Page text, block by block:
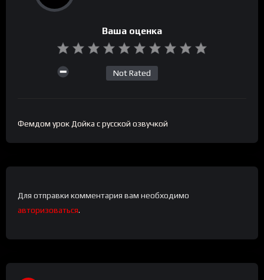
Ваша оценка
Not Rated
Фемдом урок Дойка с русской озвучкой
Для отправки комментария вам необходимо
авторизоваться.